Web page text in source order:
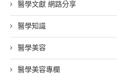
醫學文獻 網路分享
醫學知識
醫學美容
醫學美容專欄